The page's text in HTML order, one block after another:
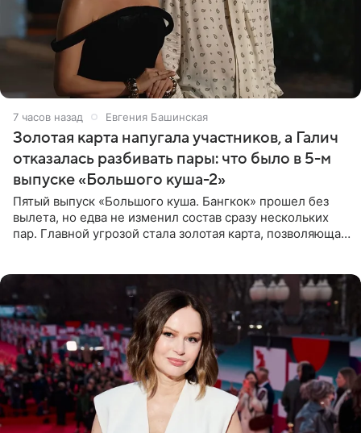
7 часов назад Евгения Башинская
Золотая карта напугала участников, а Галич
отказалась разбивать пары: что было в 5-м
выпуске «Большого куша-2»
Пятый выпуск «Большого куша. Бангкок» прошел без
вылета, но едва не изменил состав сразу нескольких
пар. Главной угрозой стала золотая карта, позволяющая